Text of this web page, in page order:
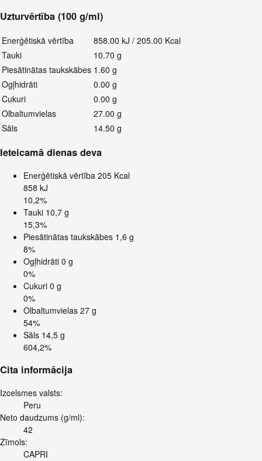
Uzturvērtība (100 g/ml)
Enerģētiskā vērtība
858.00 kJ / 205.00 Kcal
Tauki
10.70 g
Piesātinātas taukskābes 1.60 g
Ogļhidrāti
0.00 g
Cukuri
0.00 g
Olbaltumvielas
27.00 g
Sāls
14.50 g
Ieteicamā dienas deva
Enerģētiskā vērtība 205 Kcal
858 kJ
10,2%
Tauki 10,7 g
15,3%
Piesātinātas taukskābes 1,6 g
8%
Ogļhidrāti 0 g
0%
Cukuri 0 g
0%
Olbaltumvielas 27 g
54%
Sāls 14,5 g
604,2%
Cita informācija
Izcelsmes valsts:
Peru
Neto daudzums (g/ml):
42
Zīmols:
CAPRI